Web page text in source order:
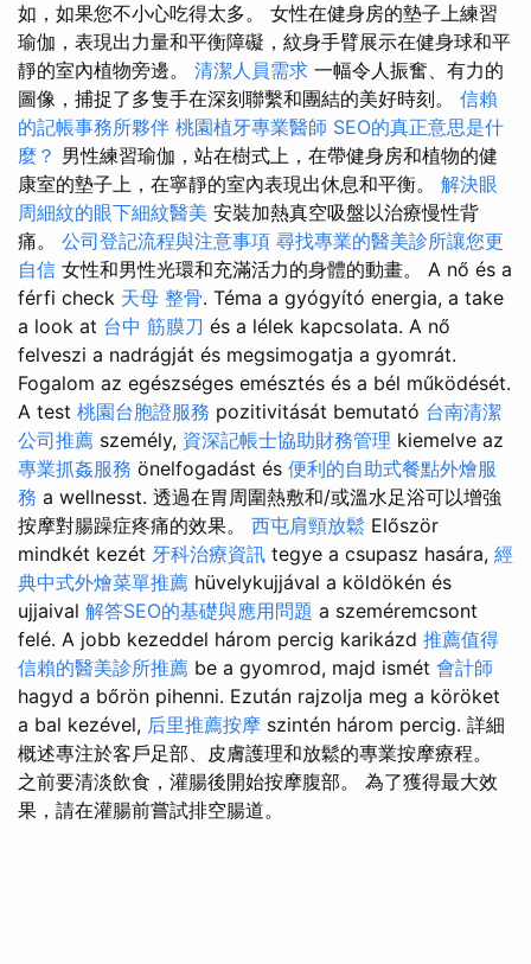
如，如果您不小心吃得太多。 女性在健身房的墊子上練習
瑜伽，表現出力量和平衡障礙，紋身手臂展示在健身球和平
靜的室內植物旁邊。 清潔人員需求 一幅令人振奮、有力的
圖像，捕捉了多隻手在深刻聯繫和團結的美好時刻。 信賴
的記帳事務所夥伴 桃園植牙專業醫師 SEO的真正意思是什
麼？ 男性練習瑜伽，站在樹式上，在帶健身房和植物的健
康室的墊子上，在寧靜的室內表現出休息和平衡。 解決眼
周細紋的眼下細紋醫美 安裝加熱真空吸盤以治療慢性背
痛。 公司登記流程與注意事項 尋找專業的醫美診所讓您更
自信 女性和男性光環和充滿活力的身體的動畫。 A nő és a
férfi check 天母 整骨. Téma a gyógyító energia, a take
a look at 台中 筋膜刀 és a lélek kapcsolata. A nő
felveszi a nadrágját és megsimogatja a gyomrát.
Fogalom az egészséges emésztés és a bél működését.
A test 桃園台胞證服務 pozitivitását bemutató 台南清潔
公司推薦 személy, 資深記帳士協助財務管理 kiemelve az
專業抓姦服務 önelfogadást és 便利的自助式餐點外燴服
務 a wellnesst. 透過在胃周圍熱敷和/或溫水足浴可以增強
按摩對腸躁症疼痛的效果。 西屯肩頸放鬆 Először
mindkét kezét 牙科治療資訊 tegye a csupasz hasára, 經
典中式外燴菜單推薦 hüvelykujjával a köldökén és
ujjaival 解答SEO的基礎與應用問題 a szeméremcsont
felé. A jobb kezeddel három percig karikázd 推薦值得
信賴的醫美診所推薦 be a gyomrod, majd ismét 會計師
hagyd a bőrön pihenni. Ezután rajzolja meg a köröket
a bal kezével, 后里推薦按摩 szintén három percig. 詳細
概述專注於客戶足部、皮膚護理和放鬆的專業按摩療程。
之前要清淡飲食，灌腸後開始按摩腹部。 為了獲得最大效
果，請在灌腸前嘗試排空腸道。